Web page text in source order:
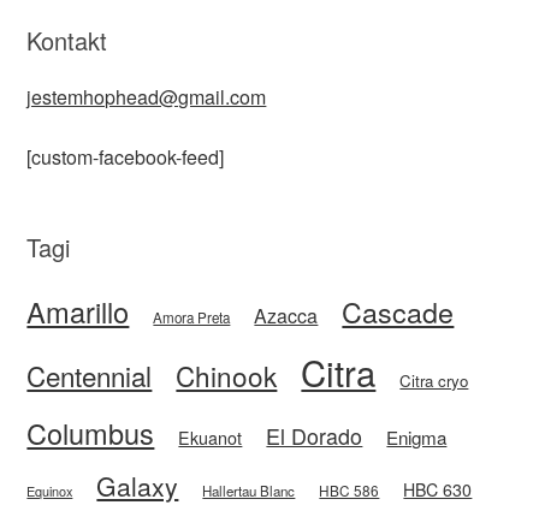
Kontakt
jestemhophead@gmail.com
[custom-facebook-feed]
Tagi
Amarillo Amora Preta Azacca Cascade
Centennial Chinook Citra Citra cryo
Columbus Ekuanot El Dorado Enigma
Equinox Galaxy Hallertau Blanc HBC 586 HBC 630